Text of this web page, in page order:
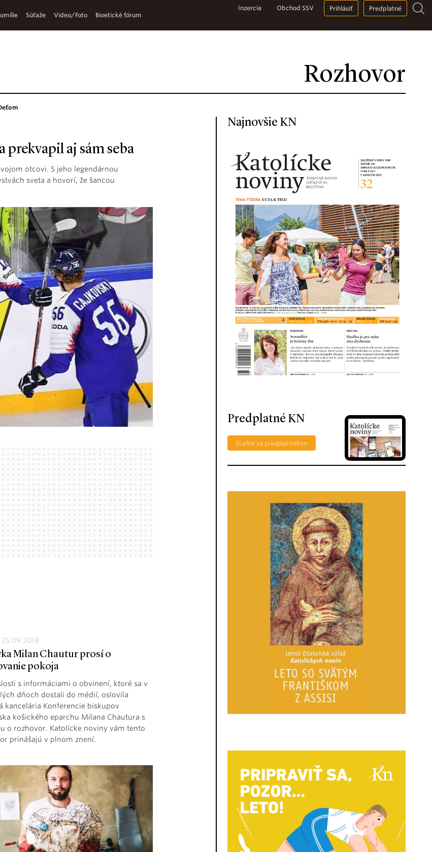
Rozhovor
Súťaže Video/Foto Bioetické fórum
Inzercia Obchod SSV Prihlásiť Predplatné
aj sám seba
otcovi. S jeho legendárnou
sveta a hovorí, že šancou
25.09.2018
Milan Chautur prosí o
pokoja
s informáciami o obvinení, ktoré sa v
dňoch dostali do médií, oslovila
kancelária Konferencie biskupov
košického eparchu Milana Chautura s
o rozhovor. Katolícke noviny vám tento
prinášajú v plnom znení.
Najnovšie KN
Predplatné KN
Staňte sa predplatiteľom